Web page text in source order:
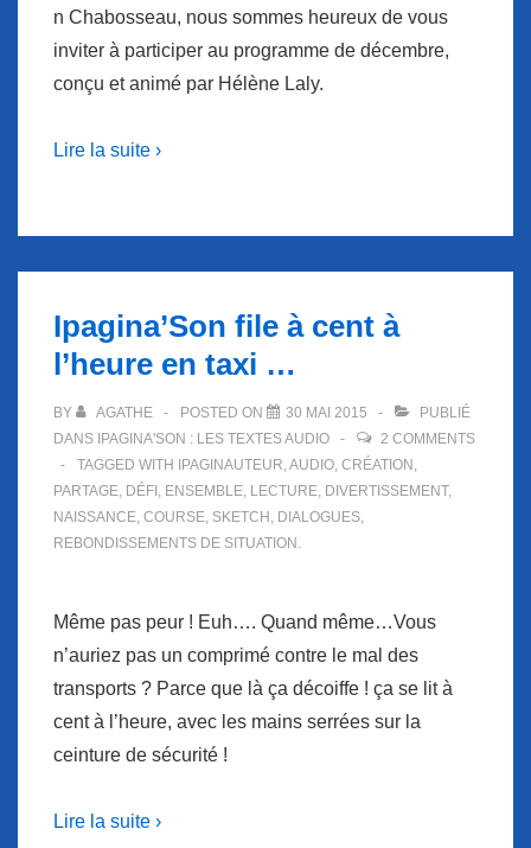
n Chabosseau, nous sommes heureux de vous
inviter à participer au programme de décembre,
conçu et animé par Hélène Laly.
Lire la suite ›
Ipagina’Son file à cent à
l’heure en taxi …
BY AGATHE POSTED ON 30 MAI 2015
PUBLIÉ
DANS IPAGINA'SON : LES TEXTES AUDIO
2 COMMENTS
TAGGED WITH
IPAGINAUTEUR,AUDIO, CRÉATION ,
PARTAGE, DÉFI , ENSEMBLE, LECTURE, DIVERTISSEMENT,
NAISSANCE, COURSE, SKETCH , DIALOGUES,
REBONDISSEMENTS DE SITUATION.
Même pas peur ! Euh…. Quand même…Vous
n’auriez pas un comprimé contre le mal des
transports ? Parce que là ça décoiffe ! ça se lit à
cent à l’heure, avec les mains serrées sur la
ceinture de sécurité !
Lire la suite ›